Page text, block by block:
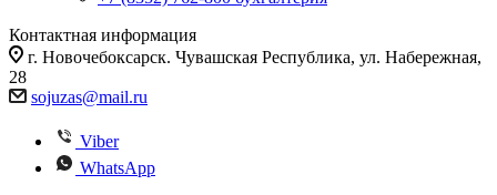
Контактная информация
г. Новочебоксарск. Чувашская Республика, ул. Набережная,
28
sojuzas@mail.ru
Viber
WhatsApp